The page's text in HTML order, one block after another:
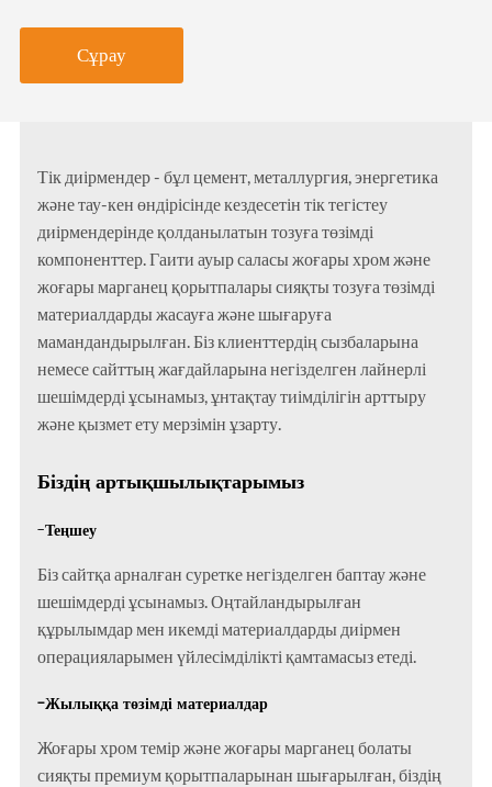
Сұрау
Тік диірмендер - бұл цемент, металлургия, энергетика
және тау-кен өндірісінде кездесетін тік тегістеу
диірмендерінде қолданылатын тозуға төзімді
компоненттер. Гаити ауыр саласы жоғары хром және
жоғары марганец қорытпалары сияқты тозуға төзімді
материалдарды жасауға және шығаруға
мамандандырылған. Біз клиенттердің сызбаларына
немесе сайттың жағдайларына негізделген лайнерлі
шешімдерді ұсынамыз, ұнтақтау тиімділігін арттыру
және қызмет ету мерзімін ұзарту.
Біздің артықшылықтарымыз
-Теңшеу
Біз сайтқа арналған суретке негізделген баптау және
шешімдерді ұсынамыз. Оңтайландырылған
құрылымдар мен икемді материалдарды диірмен
операцияларымен үйлесімділікті қамтамасыз етеді.
-Жылыққа төзімді материалдар
Жоғары хром темір және жоғары марганец болаты
сияқты премиум қорытпаларынан шығарылған, біздің